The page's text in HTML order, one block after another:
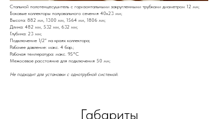
Стальной полотенцесушитель с горизонтальными закругленными трубками диаметром 12 мм;
Боковые коллекторы полуовального сечения 40x23 мм;
Высота: 882 мм, 1300 мм, 1564 мм, 1806 мм;
Длина: 482 мм, 532 мм, 632 мм;
Глубина: 23 мм;
Подключение 1/2" на краях коллектора;
Рабочее давление: макс. 4 бар.;
Рабочая температура: макс. 95°C
Межосевое расстояние для подключения 50 мм;
Не подходит для установки с однотрубной системой.
Габариты